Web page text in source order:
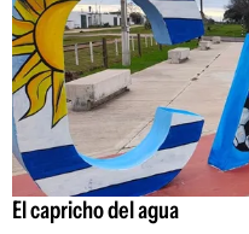
El capricho del agua